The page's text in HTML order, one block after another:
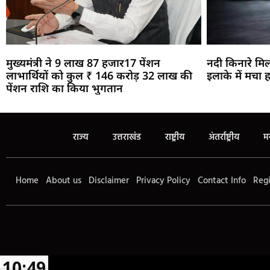
मुख्यमंत्री ने 9 लाख 87 हजार17 पेंशन
लाभार्थियों को कुल ₹ 146 करोड़ 32 लाख की
पेंशन राशि का किया भुगतान
नदी किनारे
इलाके में मचा
राज्य उत्तराखंड राष्ट्रीय अंतर्राष्ट्रीय
Home About us Disclaimer Privacy Policy Contact Info